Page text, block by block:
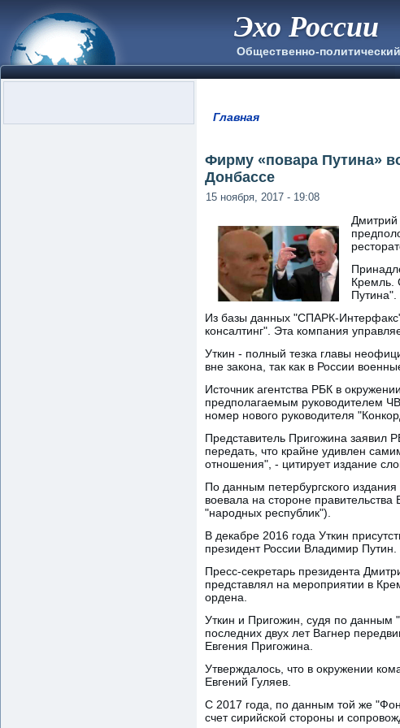
Эхо России
Общественно-
Главная
Фирму «повара Путина»
Донбассе
15 ноября, 2017 - 19:08
Дмитрий
Кремль.
Путина".
Из базы данных "СПАРК-
консалтинг". Эта компания
Уткин - полный тезка главы
вне закона, так как в России
Источник агентства РБК в
предполагаемым руководителем
номер нового руководителя
Представитель Пригожина заявил
передать, что крайне удивлен
отношения", - цитирует издание
По данным петербургского
воевала на стороне
"народных республик").
В декабре 2016 года Уткин
президент России Владимир Путин.
Пресс-секретарь президента
представлял на мероприятии в
ордена.
Уткин и Пригожин, судя по данным
последних двух лет Вагнер
Евгения Пригожина.
Утверждалось, что в окружении
Евгений Гуляев.
С 2017 года, по данным той же
счет сирийской стороны и